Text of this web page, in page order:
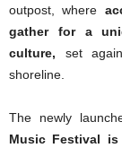
outpost, where
gather for a
culture, set
shoreline.
The newly
Music Festival